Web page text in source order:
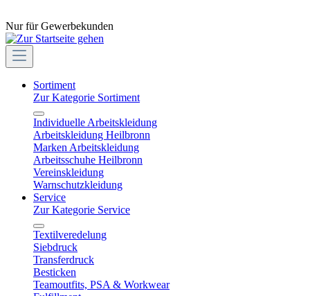
Nur für Gewerbekunden
Sortiment
Zur Kategorie Sortiment
Individuelle Arbeitskleidung
Arbeitskleidung Heilbronn
Marken Arbeitskleidung
Arbeitsschuhe Heilbronn
Vereinskleidung
Warnschutzkleidung
Service
Zur Kategorie Service
Textilveredelung
Siebdruck
Transferdruck
Besticken
Teamoutfits, PSA & Workwear